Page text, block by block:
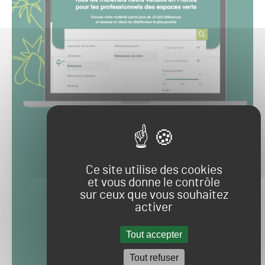
Ce site utilise des cookies
et vous donne le contrôle
sur ceux que vous souhaitez
activer
Tout accepter
Tout refuser